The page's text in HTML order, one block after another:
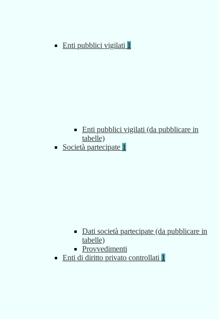
Enti pubblici vigilati 1
Enti pubblici vigilati (da pubblicare in
tabelle)
Società partecipate 1
Dati società partecipate (da pubblicare in
tabelle)
Provvedimenti
Enti di diritto privato controllati 1